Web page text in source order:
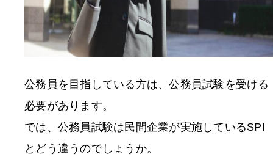
公務員を目指している方は、公務員試験を受ける
必要があります。
では、公務員試験は民間企業が実施しているSPI
とどう違うのでしょうか。